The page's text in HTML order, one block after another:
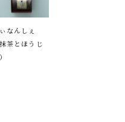
なんしぇ
抹茶とほうじ